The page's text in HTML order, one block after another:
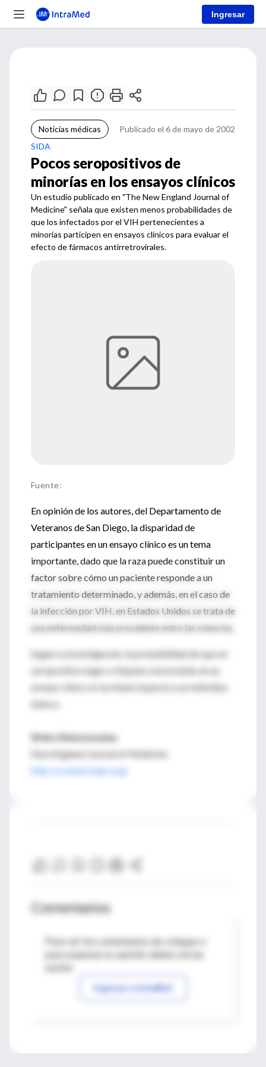
Ingresar
Noticias médicas
Publicado el 6 de mayo de 2002
SIDA
Pocos seropositivos de
minorías en los ensayos clínicos
Un estudio publicado en "The New England Journal of
Medicine" señala que existen menos probabilidades de
que los infectados por el VIH pertenecientes a
minorías participen en ensayos clínicos para evaluar el
efecto de fármacos antirretrovirales.
Fuente:
En opinión de los autores, del Departamento de
Veteranos de San Diego, la disparidad de
participantes en un ensayo clínico es un tema
importante, dado que la raza puede constituir un
factor sobre cómo un paciente responde a un
tratamiento determinado, y además, en el caso de
la infección por VIH, en Estados Unidos se trata de
una enfermedad más prevalente entre las minorías.
Según su investigación, la probabilidad de que un
seropositivo negro o hispano sea incluido en un
ensayo clínico es la mitad respecto a un individuo
blanco.
Webs Relacionadas
New England Journal of Medicine
http://content.nejm.org/
Comentarios
Para ver los comentarios de colegas o
Ingresar a IntraMed